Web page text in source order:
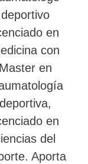
deportivo
en
con
Master en
deportiva,
en
del
Aporta